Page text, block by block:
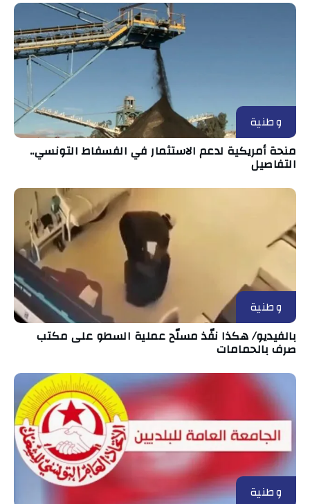
وطنية
منحة أمريكية لدعم الاستثمار في الفسفاط التونسي..
التفاصيل
وطنية
بالفيديو/ هكذا نفّذ مسلّح عملية السطو على مكتب
صرف بالحمامات
وطنية